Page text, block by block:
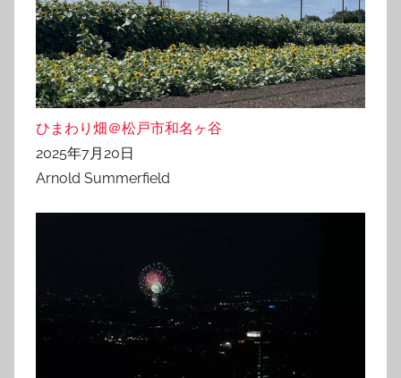
ひまわり畑＠松戸市和名ヶ谷
2025年7月20日
Arnold Summerfield